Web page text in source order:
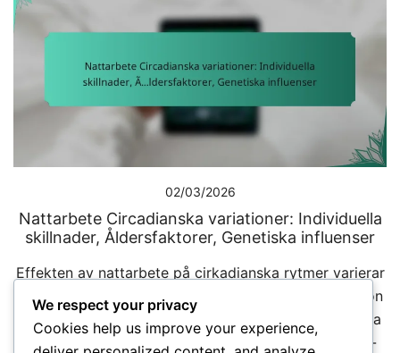
02/03/2026
Nattarbete Circadianska variationer: Individuella
skillnader, Åldersfaktorer, Genetiska influenser
Effekten av nattarbete på cirkadianska rytmer varierar
betydligt mellan individer på grund av en kombination
av genetiska influenser, åldersfaktorer och personliga
livsstilsval. Dessa interna processer, som styr sömn-
We respect your privacy
Cookies help us improve your experience,